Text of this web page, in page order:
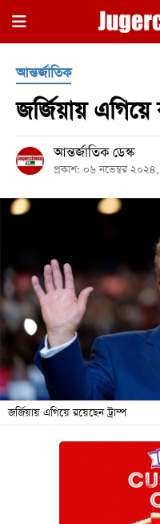
×
হোম
রাজনীতি
সারাদেশ
আন্তর্জাতিক
খেলা
বিনোদন
অর্থনীতি
আন্তর্জাতিক
জর্জিয়ায় এগিয়ে
আন্তর্জাতিক ডেস্ক
প্রকাশ: ০৬ নভেম্বর
জর্জিয়ায় এগিয়ে রয়েছেন ট্রাম্প